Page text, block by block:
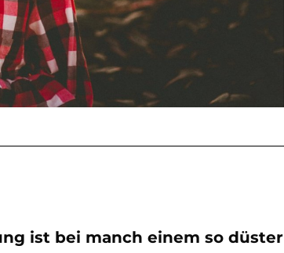
ist bei manch einem so düster